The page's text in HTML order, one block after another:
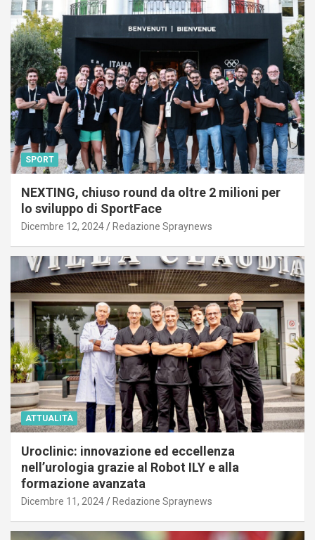
SPORT
NEXTING, chiuso round da oltre 2 milioni per
lo sviluppo di SportFace
Dicembre 12, 2024 Redazione Spraynews
ATTUALITÀ
Uroclinic: innovazione ed eccellenza
nell’urologia grazie al Robot ILY e alla
formazione avanzata
Dicembre 11, 2024 Redazione Spraynews